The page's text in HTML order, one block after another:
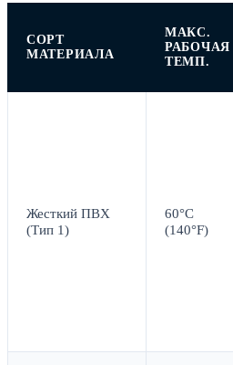
СОРТ
МАТЕРИАЛА
МАКС.
РАБОЧАЯ
ТЕМП.
Жесткий ПВХ
(Тип 1)
60°C
(140°F)